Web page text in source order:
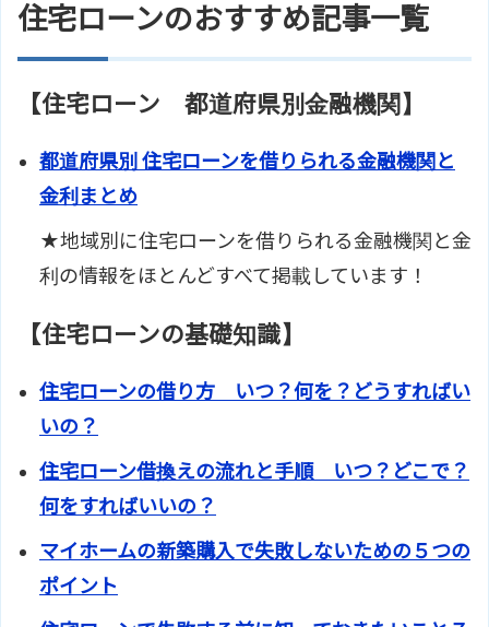
住宅ローンのおすすめ記事一覧
【住宅ローン 都道府県別金融機関】
都道府県別 住宅ローンを借りられる金融機関と
金利まとめ
★地域別に住宅ローンを借りられる金融機関と金
利の情報をほとんどすべて掲載しています！
【住宅ローンの基礎知識】
住宅ローンの借り方 いつ？何を？どうすればい
いの？
住宅ローン借換えの流れと手順 いつ？どこで？
何をすればいいの？
マイホームの新築購入で失敗しないための５つの
ポイント